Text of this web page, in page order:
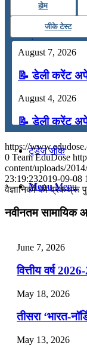
तर्कशक्ति
कंप्यूटर
अंग्रेजी
मॉक टेस्ट
टुडेज जीके
Menu Menu
होम
जीके टेस्ट
August 7, 2026
📝 डेली करेंट
August 4, 2026
📝 डेली करेंट
July 31, 2026
📝 डेली करेंट
July 28, 2026
📝 डेली करेंट
https://
0 Team EduDose
content/uploads/
23:19:232019-09-08
वैज्ञानिकों को ब्रेकथ्रू
नवीनतम
June 7, 2026
वित्तीय वर्ष
May 18, 2026
तीसरा ‘भारत-
May 13, 2026